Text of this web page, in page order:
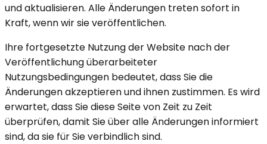
und aktualisieren. Alle Änderungen treten sofort in
Kraft, wenn wir sie veröffentlichen.
Ihre fortgesetzte Nutzung der Website nach der
Veröffentlichung überarbeiteter
Nutzungsbedingungen bedeutet, dass Sie die
Änderungen akzeptieren und ihnen zustimmen. Es wird
erwartet, dass Sie diese Seite von Zeit zu Zeit
überprüfen, damit Sie über alle Änderungen informiert
sind, da sie für Sie verbindlich sind.